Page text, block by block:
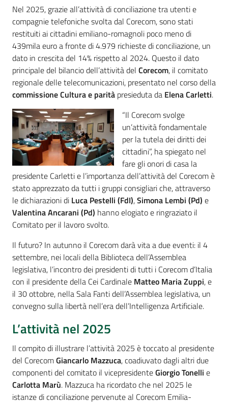
Introduzione
Nel 2025, grazie all’attività di conciliazione tra utenti e
compagnie telefoniche svolta dal Corecom, sono stati
restituiti ai cittadini emiliano-romagnoli poco meno di
439mila euro a fronte di 4.979 richieste di conciliazione, un
dato in crescita del 14% rispetto al 2024. Questo il dato
principale del bilancio dell’attività del Corecom, il comitato
regionale delle telecomunicazioni, presentato nel corso della
commissione Cultura e parità presieduta da Elena Carletti.
“Il Corecom svolge
un’attività fondamentale
per la tutela dei diritti dei
cittadini”, ha spiegato nel
fare gli onori di casa la
presidente Carletti e l’importanza dell’attività del Corecom è
stato apprezzato da tutti i gruppi consigliari che, attraverso
le dichiarazioni di Luca Pestelli (FdI),Simona Lembi (Pd) e
Valentina Ancarani (Pd) hanno elogiato e ringraziato il
Comitato per il lavoro svolto.
Il futuro? In autunno il Corecom darà vita a due eventi: il 4
settembre, nei locali della Biblioteca dell’Assemblea
legislativa, l’incontro dei presidenti di tutti i Corecom d’Italia
con il presidente della Cei Cardinale Matteo Maria Zuppi, e
il 30 ottobre, nella Sala Fanti dell’Assemblea legislativa, un
convegno sulla libertà nell’era dell’Intelligenza Artificiale.
L’attività nel 2025
Il compito di illustrare l’attività 2025 è toccato al presidente
del CorecomGiancarlo Mazzuca, coadiuvato dagli altri due
componenti del comitato il vicepresidenteGiorgio Tonelli e
Carlotta Marù. Mazzuca ha ricordato che nel 2025 le
istanze di conciliazione pervenute al Corecom Emilia-